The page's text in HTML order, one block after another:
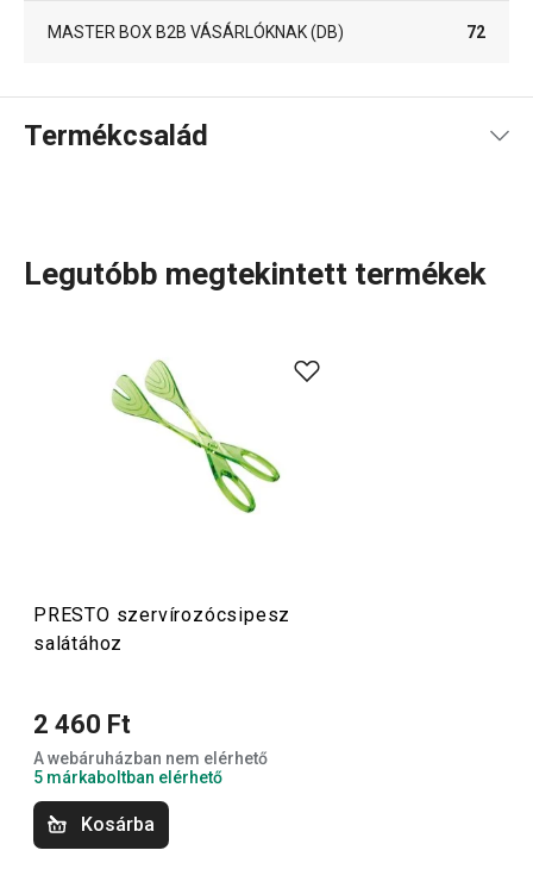
MASTER BOX B2B VÁSÁRLÓKNAK (DB) 72
Termékcsalád
olyan alapvető, praktikus
konyhai eszközök
amelyeket minőségi anyagokból készítünk és mégis
megfizethetők. A PRESTO eszközök közt
merőkanalakat,
más konyhai felszerelést találsz. A PRESTO konyhai
Konyhai eszközök
Főzés
Italok
Legutóbb megtekintett termékek
PRESTO szervírozócsipesz
salátához
2 460 Ft
A webáruházban nem elérhető
5 márkaboltban elérhető
Kosárba